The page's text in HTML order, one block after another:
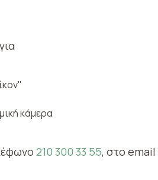
κάμερα
210 300 33 55, στο email